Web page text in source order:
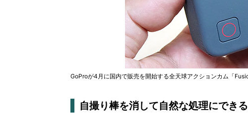
GoProが4月に国内で販売を開始する全天球アクションカム「
自撮り棒を消して自然な処理にできる